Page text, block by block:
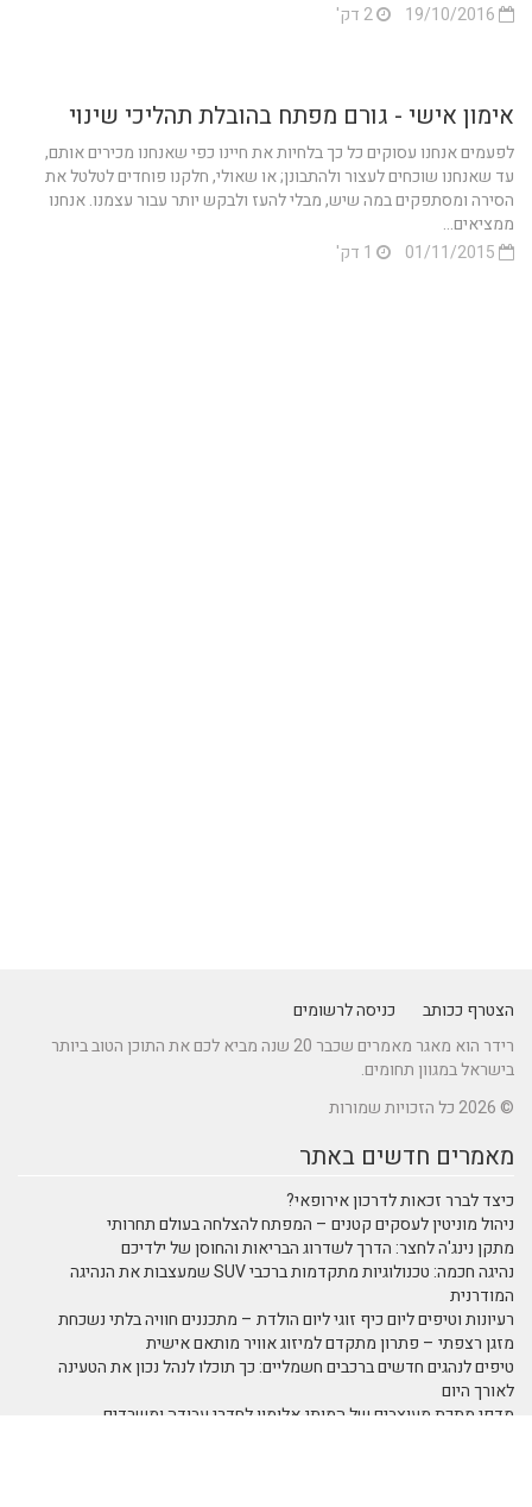
אימון אישי - גורם מפתח בהובלת תהליכי שינוי
לפעמים אנחנו עסוקים כל כך בלחיות את חיינו כפי שאנחנו מכירים אותם,
עד שאנחנו שוכחים לעצור ולהתבונן; או שאולי, חלקנו פוחדים לטלטל את
הסירה ומסתפקים במה שיש, מבלי להעז ולבקש יותר עבור עצמנו. אנחנו
ממציאים...
הצטרף ככותב
כניסה לרשומים
רידר הוא מאגר מאמרים שכבר 20 שנה מביא לכם את התוכן הטוב ביותר
בישראל במגוון תחומים.
© 2026 כל הזכויות שמורות
מאמרים חדשים באתר
כיצד לברר זכאות לדרכון אירופאי?
ניהול מוניטין לעסקים קטנים – המפתח להצלחה בעולם תחרותי
מתקן נינג'ה לחצר: הדרך לשדרוג הבריאות והחוסן של ילדיכם
נהיגה חכמה: טכנולוגיות מתקדמות ברכבי SUV שמעצבות את הנהיגה
המודרנית
רעיונות וטיפים ליום כיף זוגי ליום הולדת – מתכננים חוויה בלתי נשכחת
מזגן רצפתי – פתרון מתקדם למיזוג אוויר מותאם אישית
טיפים לנהגים חדשים ברכבים חשמליים: כך תוכלו לנהל נכון את הטעינה
לאורך היום
מדפי מתכת מעוצבים של המותג אלומון לחדרי עבודה ומשרדים